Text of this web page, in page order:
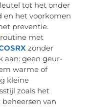
tot het onder
en het voorkomen
preventie.
routine met
zonder
aan: geen geur-
warme of
kleine
zoals het
van